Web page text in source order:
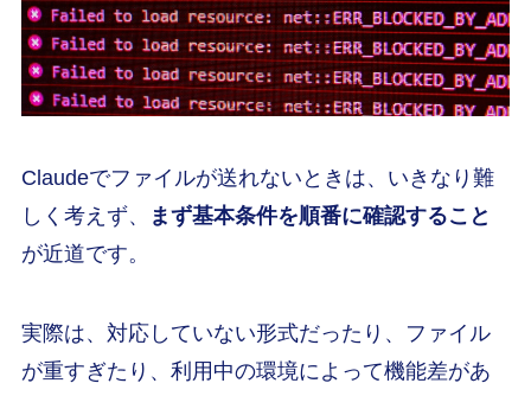
Claudeでファイルが送れないときは、いきなり難
しく考えず、
まず基本条件を順番に確認すること
が近道です。
実際は、対応していない形式だったり、ファイル
が重すぎたり、利用中の環境によって機能差があ